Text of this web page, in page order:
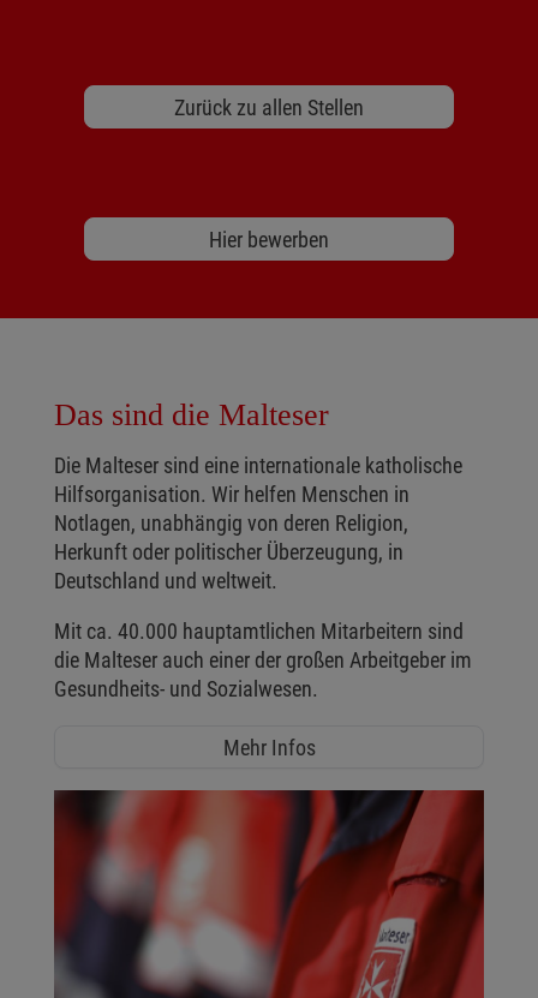
Zurück zu allen Stellen
Hier bewerben
Das sind die Malteser
Die Malteser sind eine internationale katholische
Hilfsorganisation. Wir helfen Menschen in
Notlagen, unabhängig von deren Religion,
Herkunft oder politischer Überzeugung, in
Deutschland und weltweit.
Mit ca. 40.000 hauptamtlichen Mitarbeitern sind
die Malteser auch einer der großen Arbeitgeber im
Gesundheits- und Sozialwesen.
Mehr Infos